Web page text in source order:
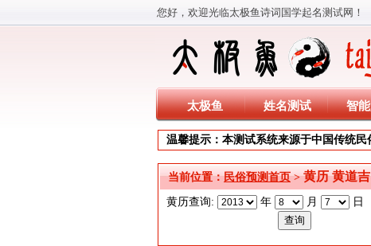
您好，欢迎光临太极鱼诗词国学起名测试网！
太极鱼 姓名测试 智
温馨提示：本测试系统来源于中国传统
当前位置：民俗预测首页>黄历 黄道
黄历查询: 年 月 日